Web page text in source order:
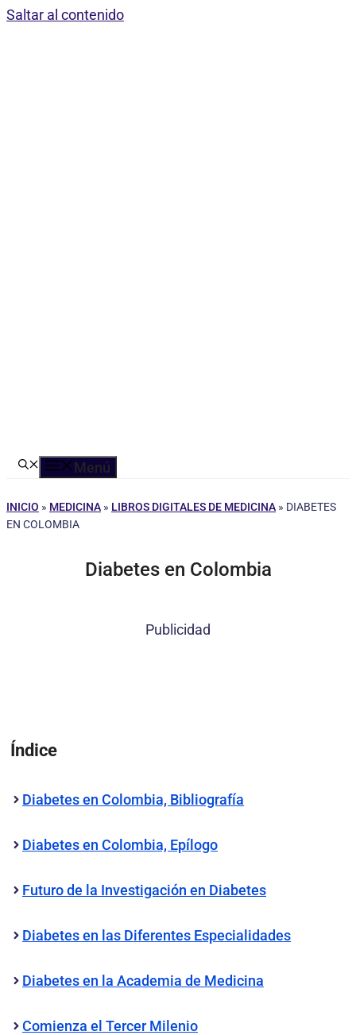
Saltar al contenido
Menú
INICIO » MEDICINA » LIBROS DIGITALES DE MEDICINA » DIABETES
EN COLOMBIA
Diabetes en Colombia
Publicidad
Índice
Diabetes en Colombia, Bibliografía
Diabetes en Colombia, Epílogo
Futuro de la Investigación en Diabetes
Diabetes en las Diferentes Especialidades
Diabetes en la Academia de Medicina
Comienza el Tercer Milenio